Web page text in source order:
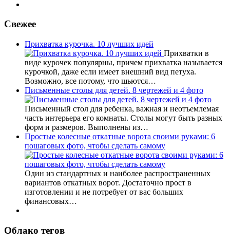
Свежее
Прихватка курочка. 10 лучших идей
Прихватки в
виде курочек популярны, причем прихватка называется
курочкой, даже если имеет внешний вид петуха.
Возможно, все потому, что шьются…
Письменные столы для детей. 8 чертежей и 4 фото
Письменный стол для ребенка, важная и неотъемлемая
часть интерьера его комнаты. Столы могут быть разных
форм и размеров. Выполнены из…
Простые колесные откатные ворота своими руками: 6
пошаговых фото, чтобы сделать самому
Один из стандартных и наиболее распространенных
вариантов откатных ворот. Достаточно прост в
изготовлении и не потребует от вас больших
финансовых…
Облако тегов